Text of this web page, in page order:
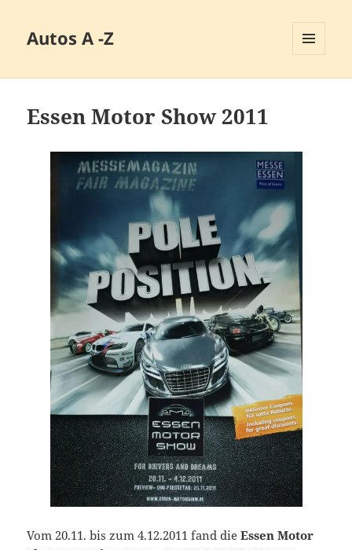
Autos A -Z
Essen Motor Show 2011
Vom 20.11. bis zum 4.12.2011 fand dieEssen Motor